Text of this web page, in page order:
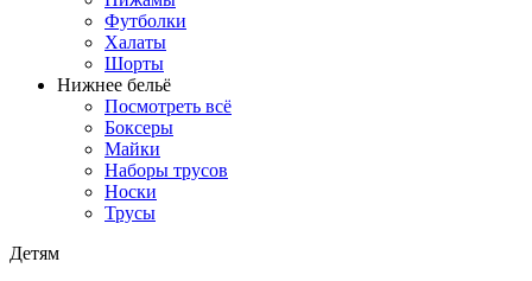
Футболки
Халаты
Шорты
Нижнее бельё
Посмотреть всё
Боксеры
Майки
Наборы трусов
Носки
Трусы
Детям